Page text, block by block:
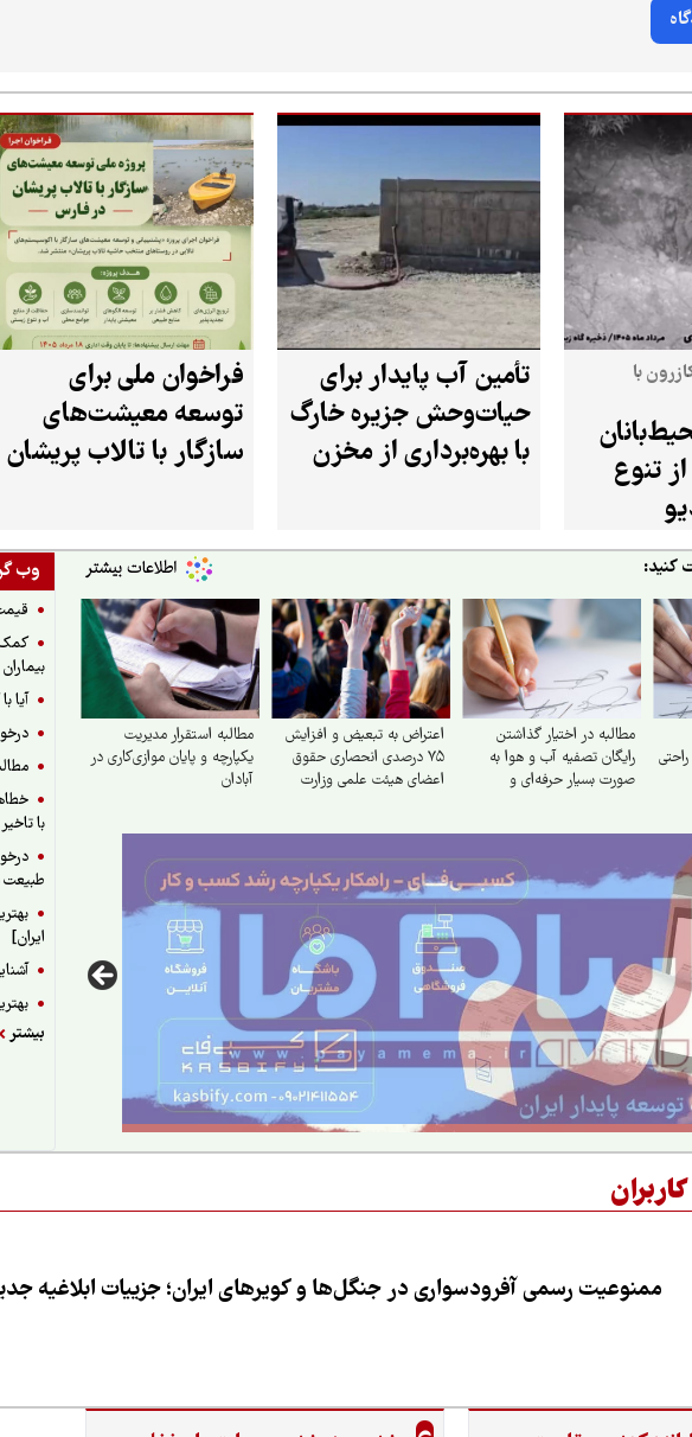
با
تنوع
تأمین آب پایدار برای
حیات‌وحش جزیره خارگ
با بهره‌برداری از مخزن
فراخوان ملی برای
توسعه معیشت‌های
سازگار با تالاب پریشان
وب
آیا
با
طبیعت
ایران]
بیشتر
کنید:
مطالبه در اختیار گذاشتن
رایگان تصفیه آب و هوا به‌
صورت بسیار حرفه‌ای و
اعتراض به تبعیض و افزایش
۷۵ درصدی انحصاری حقوق
اعضای هیئت علمی وزارت
مطالبه استقرار مدیریت
یکپارچه و پایان موازی‌کاری در
آبادان
ممنوعیت رسمی آفرودسواری در جنگل‌ها و کویرهای ایران؛ جزییات ابلاغیه